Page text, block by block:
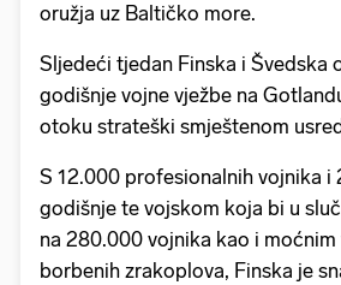
oružja uz Baltičko more.
Sljedeći tjedan Finska i Švedska
godišnje vojne vježbe na
otoku strateški smještenom
S 12.000 profesionalnih vojnika i
godišnje te vojskom koja bi u
na 280.000 vojnika kao i
borbenih zrakoplova, Finska je